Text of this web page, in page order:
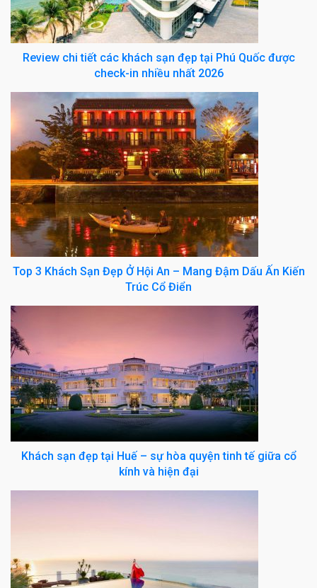
Review chi tiết các khách sạn đẹp tại Phú Quốc được
check-in nhiều nhất 2026
Top 3 Khách Sạn Đẹp Ở Hội An – Mang Đậm Dấu Ấn Kiến
Trúc Cổ Điển
Khách sạn đẹp tại Huế – sự hòa quyện tinh tế giữa cổ
kính và hiện đại